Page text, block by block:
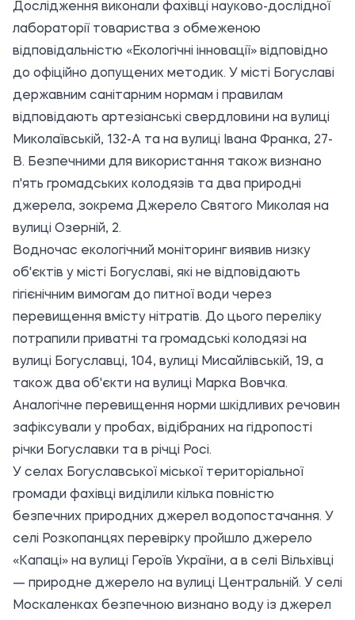
Дослідження виконали фахівці науково-дослідної
лабораторії товариства з обмеженою
відповідальністю «Екологічні інновації» відповідно
до офіційно допущених методик. У місті Богуславі
державним санітарним нормам і правилам
відповідають артезіанські свердловини на вулиці
Миколаївській, 132-А та на вулиці Івана Франка, 27-
В. Безпечними для використання також визнано
п'ять громадських колодязів та два природні
джерела, зокрема Джерело Святого Миколая на
вулиці Озерній, 2.
Водночас екологічний моніторинг виявив низку
об'єктів у місті Богуславі, які не відповідають
гігієнічним вимогам до питної води через
перевищення вмісту нітратів. До цього переліку
потрапили приватні та громадські колодязі на
вулиці Богуславці, 104, вулиці Мисайлівській, 19, а
також два об'єкти на вулиці Марка Вовчка.
Аналогічне перевищення норми шкідливих речовин
зафіксували у пробах, відібраних на гідропості
річки Богуславки та в річці Росі.
У селах Богуславської міської територіальної
громади фахівці виділили кілька повністю
безпечних природних джерел водопостачання. У
селі Розкопанцях перевірку пройшло джерело
«Капаці» на вулиці Героїв України, а в селі Вільхівці
— природне джерело на вулиці Центральній. У селі
Москаленках безпечною визнано воду із джерел